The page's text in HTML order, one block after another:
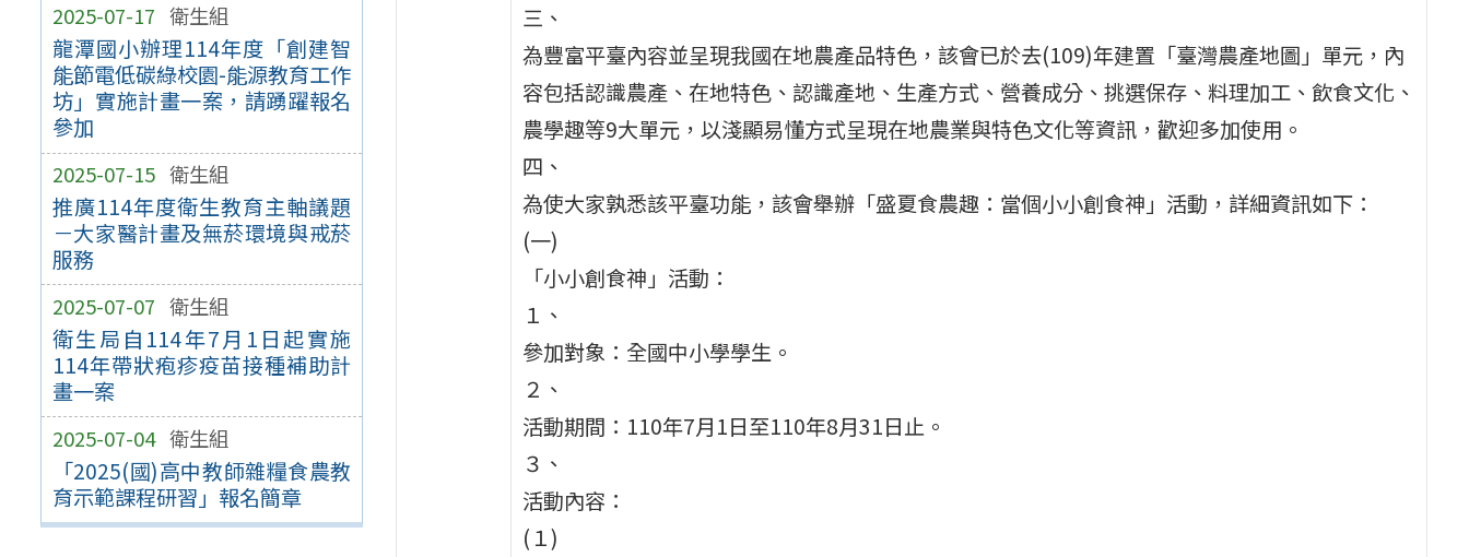
2025-07-17 衛生組
龍潭國小辦理114年度「創建智
能節電低碳綠校園-能源教育工作
坊」實施計畫一案，請踴躍報名
參加
2025-07-15 衛生組
推廣114年度衛生教育主軸議題
－大家醫計畫及無菸環境與戒菸
服務
2025-07-07 衛生組
衛生局自114年7月1日起實施
114年帶狀疱疹疫苗接種補助計
畫一案
2025-07-04 衛生組
「2025(國)高中教師雜糧食農教
育示範課程研習」報名簡章
三、
為豐富平臺內容並呈現我國在地農產品特色，該會已於去(109)年建置「臺灣農產地圖」單元，內
容包括認識農產、在地特色、認識產地、生產方式、營養成分、挑選保存、料理加工、飲食文化、
農學趣等9大單元，以淺顯易懂方式呈現在地農業與特色文化等資訊，歡迎多加使用。
四、
為使大家孰悉該平臺功能，該會舉辦「盛夏食農趣：當個小小創食神」活動，詳細資訊如下：
(一)
「小小創食神」活動：
１、
參加對象：全國中小學學生。
２、
活動期間：110年7月1日至110年8月31日止。
３、
活動內容：
(１)